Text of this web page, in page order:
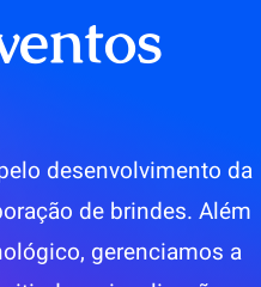
desenvolvimento da
de brindes. Além
gerenciamos a